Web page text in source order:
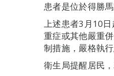
患者是位於得勝
上述患者3月10
重症或其他嚴重
制措施，嚴格執
衛生局提醒居民